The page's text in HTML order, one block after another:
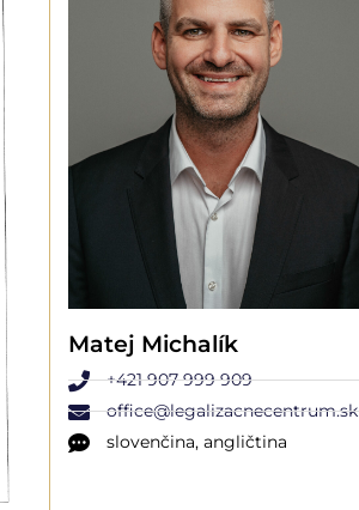
Matej Michalík
+421 907 999 909
office@legalizacnecentrum.sk
slovenčina, angličtina